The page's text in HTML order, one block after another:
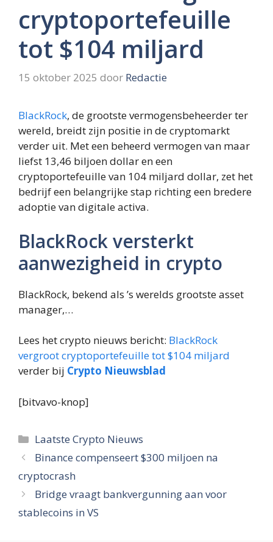
cryptoportefeuille
tot $104 miljard
15 oktober 2025 door Redactie
BlackRock, de grootste vermogensbeheerder ter
wereld, breidt zijn positie in de cryptomarkt
verder uit. Met een beheerd vermogen van maar
liefst 13,46 biljoen dollar en een
cryptoportefeuille van 104 miljard dollar, zet het
bedrijf een belangrijke stap richting een bredere
adoptie van digitale activa.
BlackRock versterkt
aanwezigheid in crypto
BlackRock, bekend als ’s werelds grootste asset
manager,…
Lees het crypto nieuws bericht: BlackRock
vergroot cryptoportefeuille tot $104 miljard
verder bij Crypto Nieuwsblad
[bitvavo-knop]
Categorieën
Laatste Crypto Nieuws
Binance compenseert $300 miljoen na
cryptocrash
Bridge vraagt bankvergunning aan voor
stablecoins in VS